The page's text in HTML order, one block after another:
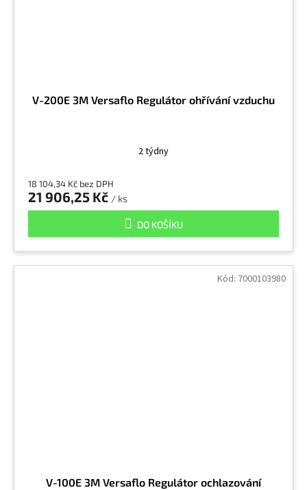
V-200E 3M Versaflo Regulátor ohřívání vzduchu
2 týdny
18 104,34 Kč bez DPH
21 906,25 Kč / ks
DO KOŠÍKU
V-100E 3M Versaflo Regulátor ochlazování
Kód: 7000103980